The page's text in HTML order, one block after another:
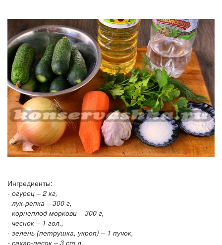
Ингредиенты:
- огурец – 2 кг,
- лук-репка – 300 г,
- корнеплод моркови – 300 г,
- чеснок – 1 гол.,
- зелень (петрушка, укроп) – 1 пучок,
- сахар-песок – 3 ст.л.,